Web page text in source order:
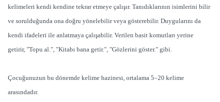
kelimeleri kendi kendine tekrar etmeye çalışır. Tanıdıklarının isimlerini bilir
ve sorulduğunda ona doğru yönelebilir veya gösterebilir. Duygularını da
kendi ifadeleri ile anlatmaya çalışabilir. Verilen basit komutları yerine
getirir, "Topu al.", "Kitabı bana getir.", "Gözlerini göster." gibi.
Çocuğunuzun bu dönemde kelime hazinesi, ortalama 5–20 kelime
arasındadır.